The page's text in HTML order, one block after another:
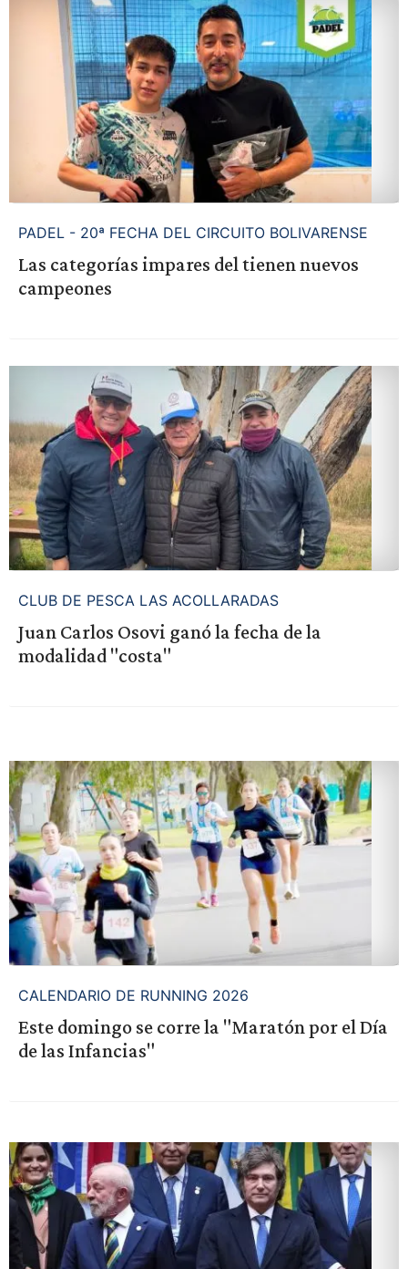
PADEL - 20ª FECHA DEL CIRCUITO BOLIVARENSE
Las categorías impares del tienen nuevos
campeones
CLUB DE PESCA LAS ACOLLARADAS
Juan Carlos Osovi ganó la fecha de la
modalidad "costa"
CALENDARIO DE RUNNING 2026
Este domingo se corre la "Maratón por el Día
de las Infancias"